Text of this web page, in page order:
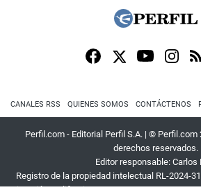
CANALES RSS QUIENES SOMOS CONTÁCTENOS
Perfil.com - Editorial Perfil S.A. | © Perfil.com
derechos reservados.
Editor responsable: Carlos
Registro de la propiedad intelectual RL-2024-
Dirección:California 2715,C1289ABI,CABA,